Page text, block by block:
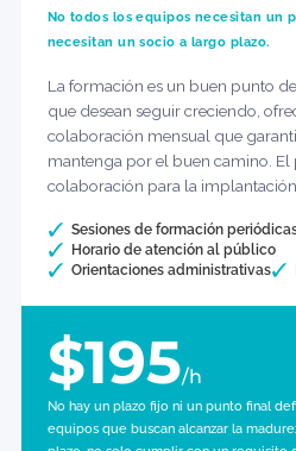
Necesitoen
Colaboración en
adopción
No todos los equipos necesitan
necesitan un socio a largo plazo.​
La formación es un buen
que desean seguir creciendo,
colaboración mensual que